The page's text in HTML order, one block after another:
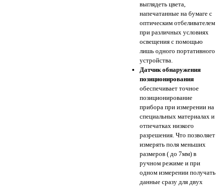
выглядеть цвета,
напечатанные на бумаге с
оптическим отбеливателем
при различных условиях
освещения с помощью
лишь одного портативного
устройства.
Датчик обнаружения
позиционирования
обеспечивает точное
позиционирование
прибора при измерении на
специальных материалах и
отпечатках низкого
разрешения. Что позволяет
измерять поля меньших
размеров ( до 7мм) в
ручном режиме и при
одном измерении получать
данные сразу для двух